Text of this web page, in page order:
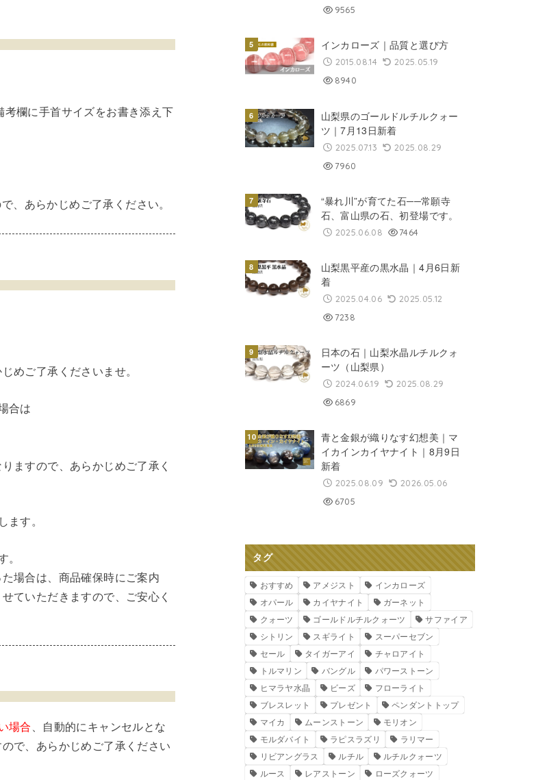
考欄に手首サイズをお書き添え下
、あらかじめご了承ください。
めご了承くださいませ。
合は
ますので、あらかじめご了承く
す。
場合は、商品確保時にご案内
ていただきますので、ご安心く
場合、自動的にキャンセルとな
で、あらかじめご了承ください
9565
インカローズ｜品質と選び方
2015.08.14
2025.05.19
8940
山梨県のゴールドルチルクォー
ツ｜7月13日新着
2025.07.13
2025.08.29
7960
“暴れ川”が育てた石──常願寺
石、富山県の石、初登場です。
2025.06.08 7464
山梨黒平産の黒水晶｜4月6日新
着
2025.04.06
2025.05.12
7238
日本の石｜山梨水晶ルチルクォ
ーツ（山梨県）
2024.06.19
2025.08.29
6869
青と金銀が織りなす幻想美｜マ
イカインカイヤナイト｜8月9日
新着
2025.08.09
2026.05.06
6705
タグ
おすすめ アメジスト
インカローズ
オパール
カイヤナイト
ガーネット
クォーツ
ゴールドルチルクォーツ
サファイア
シトリン
スギライト
スーパーセブン
セール
タイガーアイ
チャロアイト
トルマリン
バングル
パワーストーン
ヒマラヤ水晶
ビーズ
フローライト
ブレスレット
プレゼント
ペンダントトップ
マイカ
ムーンストーン
モリオン
モルダバイト
ラピスラズリ
ラリマー
リビアングラス
ルチル
ルチルクォーツ
ルース
レアストーン ローズクォーツ